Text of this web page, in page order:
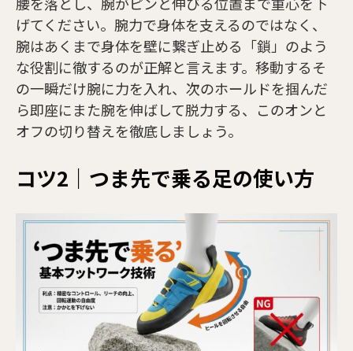
げてください。腕力で身体を支えるのではなく、
腕はあくまで身体を壁に繋ぎ止める「鎖」のよう
な役割に徹するのが正解と言えます。移動するそ
の一瞬だけ腕に力を入れ、次のホールドを掴んだ
ら即座にまた腕を伸ばして脱力する、このオンと
オフの切り替えを徹底しましょう。
コツ2｜つま先で乗る足の使い方